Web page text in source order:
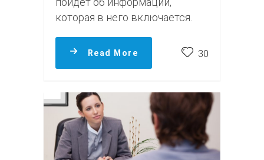
которая в него включается.
Read More 30